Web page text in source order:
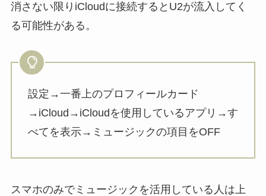
消さない限りiCloudに接続するとU2が流入してく
る可能性がある。
設定→一番上のプロフィールカード
→iCloud→iCloudを使用しているアプリ→す
べてを表示→ミュージックの項目をOFF
スマホのみでミュージックを活用している人は上